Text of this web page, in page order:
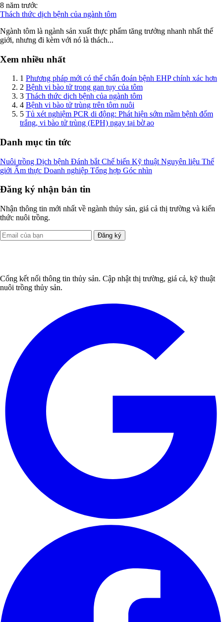
8 năm trước
Thách thức dịch bệnh của ngành tôm
Ngành tôm là ngành sản xuất thực phẩm tăng trưởng nhanh nhất thế
giới, nhưng đi kèm với nó là thách...
Xem nhiều nhất
1 Phương pháp mới có thể chẩn đoán bệnh EHP chính xác hơn
2 Bệnh vi bào tử trong gan tụy của tôm
3 Thách thức dịch bệnh của ngành tôm
4 Bệnh vi bào tử trùng trên tôm nuôi
5 Tủ xét nghiệm PCR di động: Phát hiện sớm mầm bệnh đốm
trắng, vi bào tử trùng (EPH) ngay tại bờ ao
Danh mục tin tức
Nuôi trồng Dịch bệnh Đánh bắt Chế biến Kỹ thuật Nguyên liệu Thế
giới Ẩm thực Doanh nghiệp Tổng hợp Góc nhìn
Đăng ký nhận bản tin
Nhận thông tin mới nhất về ngành thủy sản, giá cả thị trường và kiến
thức nuôi trồng.
Đăng ký
Cổng kết nối thông tin thủy sản. Cập nhật thị trường, giá cả, kỹ thuật
nuôi trồng thủy sản.